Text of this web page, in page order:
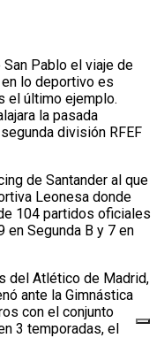
Pablo el viaje de
lo deportivo es
el último ejemplo.
la pasada
división RFEF
de Santander al que
Leonesa donde
104 partidos oficiales
en Segunda B y 7 en
del Atlético de Madrid,
ante la Gimnástica
con el conjunto
3 temporadas, el